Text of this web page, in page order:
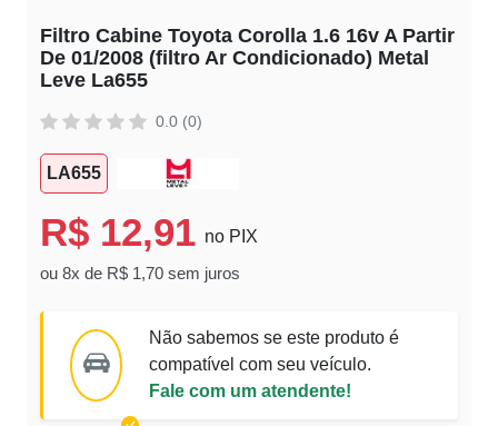
Filtro Cabine Toyota Corolla 1.6 16v A Partir
De 01/2008 (filtro Ar Condicionado) Metal
Leve La655
0.0 (0)
LA655
R$ 12,91 no PIX
ou 8x de R$ 1,70 sem juros
Não sabemos se este produto é
compatível com seu veículo.
Fale com um atendente!